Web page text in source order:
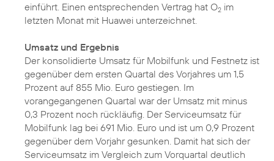
einführt. Einen entsprechenden Vertrag hat O2 im
letzten Monat mit Huawei unterzeichnet.
Umsatz und Ergebnis
Der konsolidierte Umsatz für Mobilfunk und Festnetz ist
gegenüber dem ersten Quartal des Vorjahres um 1,5
Prozent auf 855 Mio. Euro gestiegen. Im
vorangegangenen Quartal war der Umsatz mit minus
0,3 Prozent noch rückläufig. Der Serviceumsatz für
Mobilfunk lag bei 691 Mio. Euro und ist um 0,9 Prozent
gegenüber dem Vorjahr gesunken. Damit hat sich der
Serviceumsatz im Vergleich zum Vorquartal deutlich